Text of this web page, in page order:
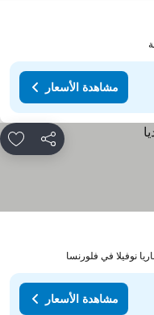
مشاهدة الأسعار
مشاركة
مشاهدة الأسعار